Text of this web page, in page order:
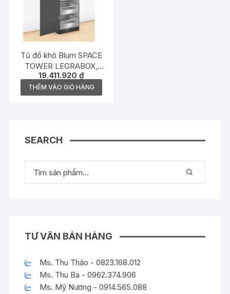
Tủ đồ khô Blum SPACE
TOWER LEGRABOX,
màu xám, rộng 275
-600mm, 770X50S0S ST
– 1766107
19.411.920₫
THÊM VÀO GIỎ HÀNG
SEARCH
TƯ VẤN BÁN HÀNG
Ms. Thu Thảo - 0823.168.012
Ms. Thu Ba - 0962.374.906
Ms. Mỹ Nương - 0914.565.088